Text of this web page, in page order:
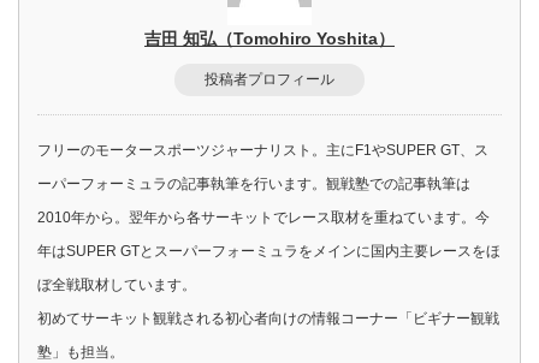
吉田 知弘（Tomohiro Yoshita）
投稿者プロフィール
フリーのモータースポーツジャーナリスト。主にF1やSUPER GT、ス
ーパーフォーミュラの記事執筆を行います。観戦塾での記事執筆は
2010年から。翌年から各サーキットでレース取材を重ねています。今
年はSUPER GTとスーパーフォーミュラをメインに国内主要レースをほ
ぼ全戦取材しています。
初めてサーキット観戦される初心者向けの情報コーナー「ビギナー観戦
塾」も担当。